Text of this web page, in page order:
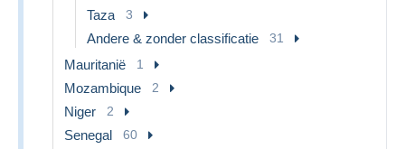
Taza 3
Andere & zonder classificatie 31
Mauritanië 1
Mozambique 2
Niger 2
Senegal 60